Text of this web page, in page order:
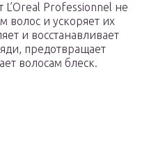
L’Oreal Professionnel не
волос и ускоряет их
и восстанавливает
предотвращает
волосам блеск.